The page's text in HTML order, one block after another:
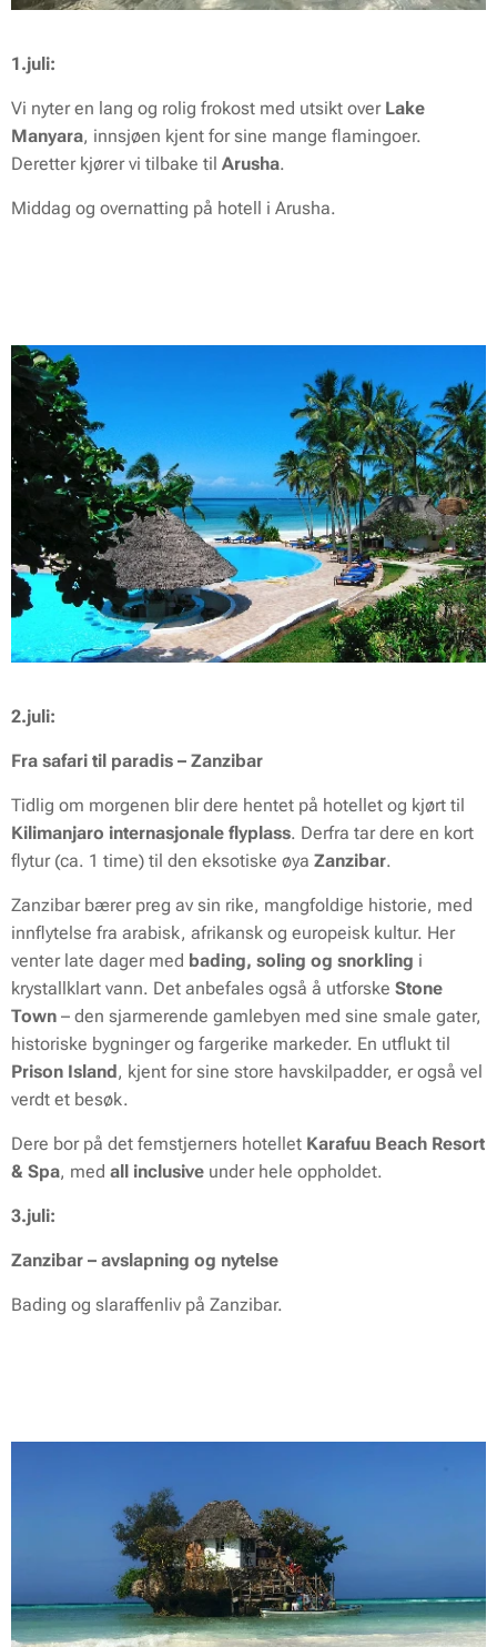
1.juli:
Vi nyter en lang og rolig frokost med utsikt over Lake
Manyara, innsjøen kjent for sine mange flamingoer.
Deretter kjører vi tilbake til Arusha.
Middag og overnatting på hotell i Arusha.
2.juli:
Fra safari til paradis – Zanzibar
Tidlig om morgenen blir dere hentet på hotellet og kjørt til
Kilimanjaro internasjonale flyplass. Derfra tar dere en kort
flytur (ca. 1 time) til den eksotiske øya Zanzibar.
Zanzibar bærer preg av sin rike, mangfoldige historie, med
innflytelse fra arabisk, afrikansk og europeisk kultur. Her
venter late dager med bading, soling og snorkling i
krystallklart vann. Det anbefales også å utforske Stone
Town – den sjarmerende gamlebyen med sine smale gater,
historiske bygninger og fargerike markeder. En utflukt til
Prison Island, kjent for sine store havskilpadder, er også vel
verdt et besøk.
Dere bor på det femstjerners hotellet Karafuu Beach Resort
& Spa, med all inclusive under hele oppholdet.
3.juli:
Zanzibar – avslapning og nytelse
Bading og slaraffenliv på Zanzibar.